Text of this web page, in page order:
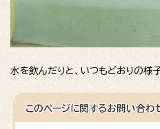
水を飲んだりと、いつもどおりの様
このページに関するお問い合わ